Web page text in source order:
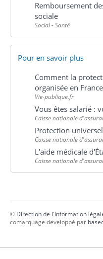
Remboursement
sociale
Social - Santé
Pour en savoir plus
Comment la
organisée en
Vie-publique.fr
Vous êtes salarié :
Caisse nationale
Protection
Caisse nationale
L'aide médicale
Caisse nationale
© Direction de l'information
comarquage developpé par